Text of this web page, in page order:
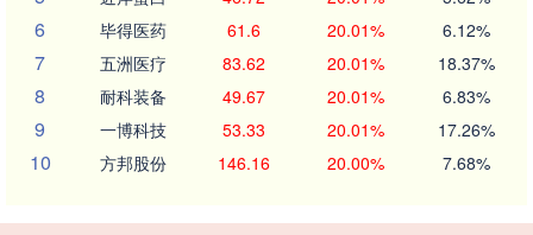
6 毕得医药 61.6 20.01% 6.12%
7 五洲医疗 83.62 20.01% 18.37%
8 耐科装备 49.67 20.01% 6.83%
9 一博科技 53.33 20.01% 17.26%
10 方邦股份 146.16 20.00% 7.68%